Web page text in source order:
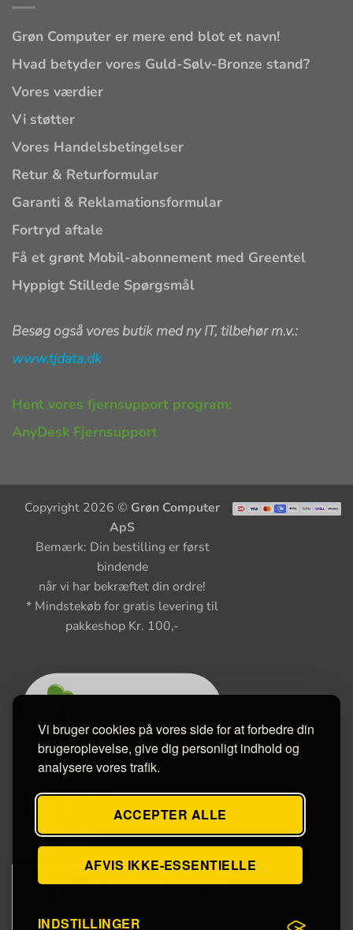
Vi bruger cookies på vores side for at forbedre din
brugeroplevelse, give dig personligt indhold og
analysere vores trafik.
ACCEPTER ALLE
AFVIS IKKE-ESSENTIELLE
INDSTILLINGER
Grøn Computer er mere end blot et navn!
Hvad betyder vores Guld-Sølv-Bronze stand?
Vores værdier
Vi støtter
Vores Handelsbetingelser
Retur & Returformular
Garanti & Reklamationsformular
Fortryd aftale
Få et grønt Mobil-abonnement med Greentel
Hyppigt Stillede Spørgsmål
Besøg også vores butik med ny IT, tilbehør m.v.:
www.tjdata.dk
Hent vores fjernsupport program:
AnyDesk Fjernsupport
Copyright 2026 © Grøn Computer
ApS
Bemærk: Din bestilling er først
bindende
når vi har bekræftet din ordre!
* Mindstekøb for gratis levering til
pakkeshop Kr. 100,-